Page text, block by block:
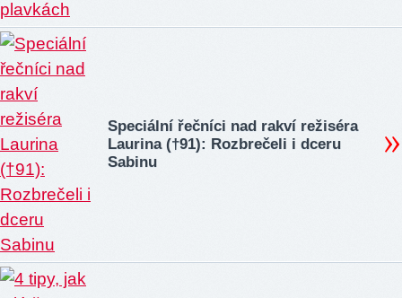
Speciální řečníci nad rakví režiséra
Laurina (†91): Rozbrečeli i dceru
Sabinu